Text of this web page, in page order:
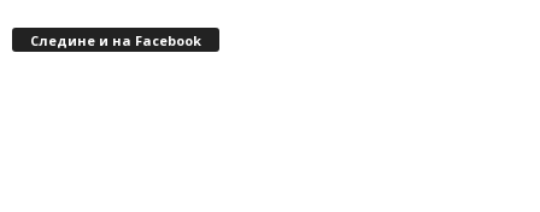
Следине и на Facebook